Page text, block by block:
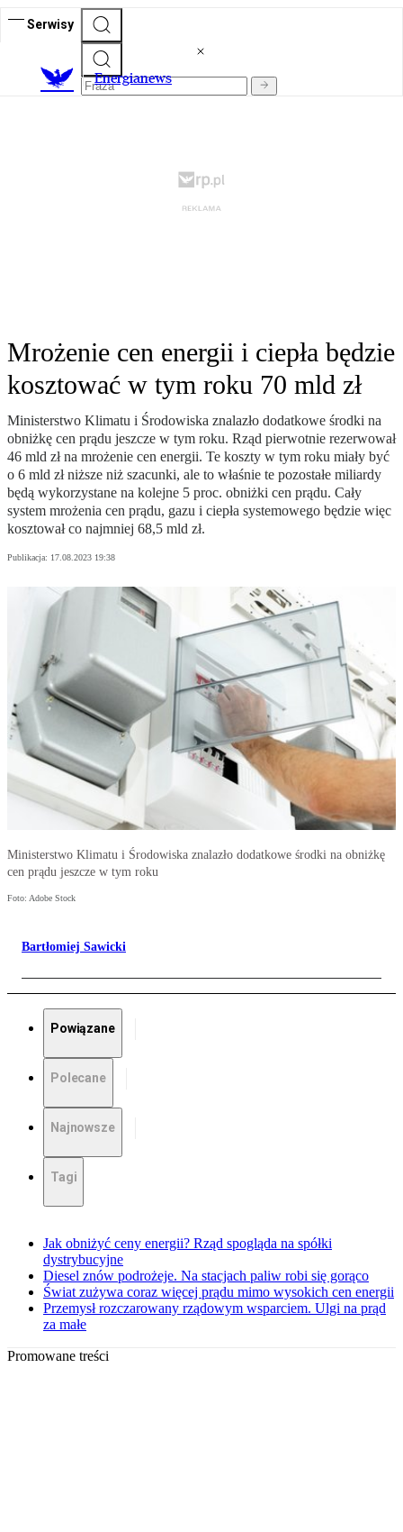
Serwisy
Energianews
Mrożenie cen energii i ciepła będzie
kosztować w tym roku 70 mld zł
Ministerstwo Klimatu i Środowiska znalazło dodatkowe środki na
obniżkę cen prądu jeszcze w tym roku. Rząd pierwotnie rezerwował
46 mld zł na mrożenie cen energii. Te koszty w tym roku miały być
o 6 mld zł niższe niż szacunki, ale to właśnie te pozostałe miliardy
będą wykorzystane na kolejne 5 proc. obniżki cen prądu. Cały
system mrożenia cen prądu, gazu i ciepła systemowego będzie więc
kosztował co najmniej 68,5 mld zł.
Publikacja: 17.08.2023 19:38
Ministerstwo Klimatu i Środowiska znalazło dodatkowe środki na obniżkę
cen prądu jeszcze w tym roku
Foto: Adobe Stock
Bartłomiej Sawicki
Powiązane
Polecane
Najnowsze
Tagi
Jak obniżyć ceny energii? Rząd spogląda na spółki
dystrybucyjne
Diesel znów podrożeje. Na stacjach paliw robi się gorąco
Świat zużywa coraz więcej prądu mimo wysokich cen energii
Przemysł rozczarowany rządowym wsparciem. Ulgi na prąd
za małe
Promowane treści